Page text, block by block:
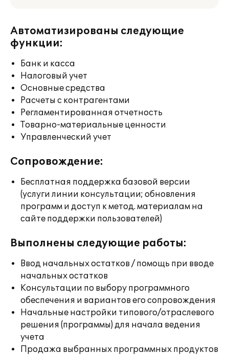
Автоматизированы следующие
функции:
Банк и касса
Налоговый учет
Основные средства
Расчеты с контрагентами
Регламентированная отчетность
Товарно-материальные ценности
Управленческий учет
Сопровождение:
Бесплатная поддержка базовой версии
(услуги линии консультации; обновления
программ и доступ к метод. материалам на
сайте поддержки пользователей)
Выполнены следующие работы:
Ввод начальных остатков / помощь при вводе
начальных остатков
Консультации по выбору программного
обеспечения и вариантов его сопровождения
Начальные настройки типового/отраслевого
решения (программы) для начала ведения
учета
Продажа выбранных программных продуктов